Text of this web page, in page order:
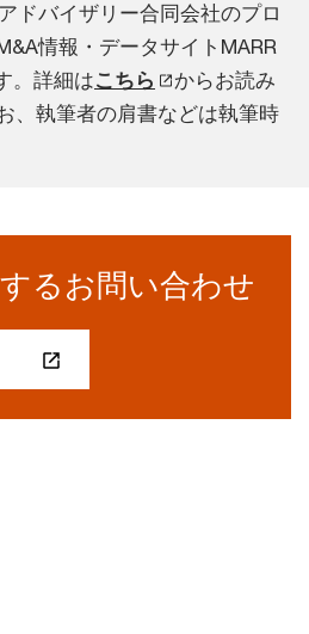
ドバイザリー合同会社のプロ
情報・データサイトMARR
。詳細はこちら
からお読み
、執筆者の肩書などは執筆時
るお問い合わせ